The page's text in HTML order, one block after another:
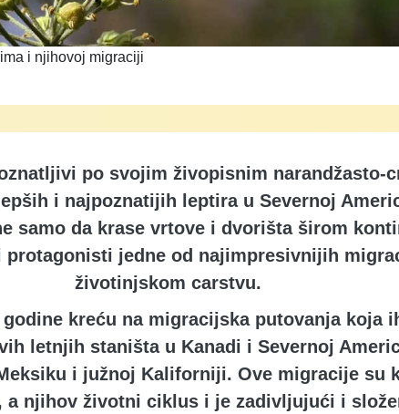
i njihovoj migraciji
po svojim živopisnim narandžasto-
i najpoznatijih leptira u Severnoj
samo da krase vrtove i dvorišta širom
protagonisti jedne od najimpresivnijih
životinjskom carstvu.
kreću na migracijska putovanja koja
letnjih staništa u Kanadi i Severnoj
i južnoj Kaliforniji. Ove migracije su
a njihov životni ciklus i je zadivljujući i